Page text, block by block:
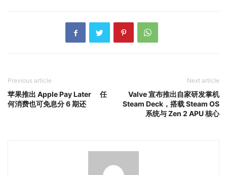
Previous article
苹果推出 Apple Pay Later 任
何消费也可免息分 6 期还
Next article
Valve 宣布推出自家研发掌机
Steam Deck，搭载 Steam OS
系统与 Zen 2 APU 核心